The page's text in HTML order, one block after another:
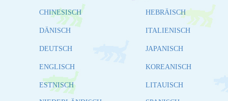
CHINESISCH
DÄNISCH
DEUTSCH
ENGLISCH
ESTNISCH
HEBRÄISCH
ITALIENISCH
JAPANISCH
KOREANISCH
LITAUISCH